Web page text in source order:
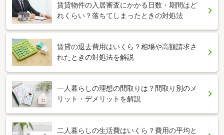
賃貸物件の入居審査にかかる日数・期間はど
れくらい？落ちてしまったときの対処法
賃貸の退去費用はいくら？相場や高額請求さ
れたときの対処法を解説
一人暮らしの理想の間取りは？間取り別のメ
リット・デメリットを解説
二人暮らしの生活費はいくら？費用の平均と